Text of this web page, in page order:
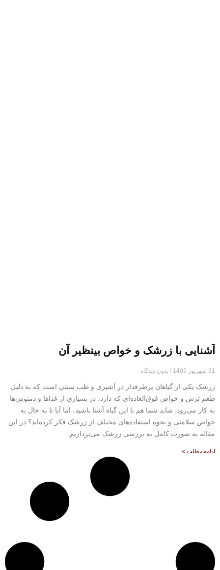
آشنایی با زرشک و خواص بینظیر آن
31 شهریور 1403 بدون دیدگاه
زرشک یکی از گیاهان پرطرفدار در آشپزی و طب سنتی است که به دلیل
طعم ترش و خواص فوق‌العاده‌ای که دارد، در بسیاری از غذاها و دمنوش‌ها
به کار می‌رود. شاید شما هم با این گیاه آشنا باشید، اما آیا تا به حال به
خواص سلامتی و نحوه استفاده‌های مختلف از زرشک فکر کرده‌اید؟ در این
مقاله به صورت کامل به بررسی زرشک می‌پردازیم.
ادامه مطلب »